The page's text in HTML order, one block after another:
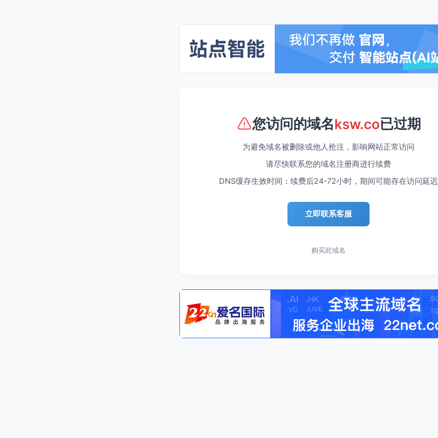
您访问的域名ksw.co已过期
为避免域名被删除或他人抢注，影响网站正常访问
请尽快联系您的域名注册商进行续费
DNS缓存生效时间：续费后24-72小时，期间可能存在访问延迟
立即联系客服
购买此域名